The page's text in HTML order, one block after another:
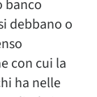
banco
debbano o
con cui la
ha nelle